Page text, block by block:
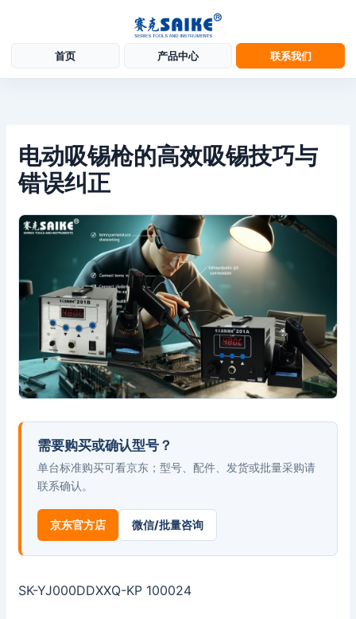
首页 产品中心 联系我们
电动吸锡枪的高效吸锡技巧与
错误纠正
需要购买或确认型号？
单台标准购买可看京东；型号、配件、发货或批量采购请
联系确认。
京东官方店 微信/批量咨询
SK-YJ000DDXXQ-KP 100024